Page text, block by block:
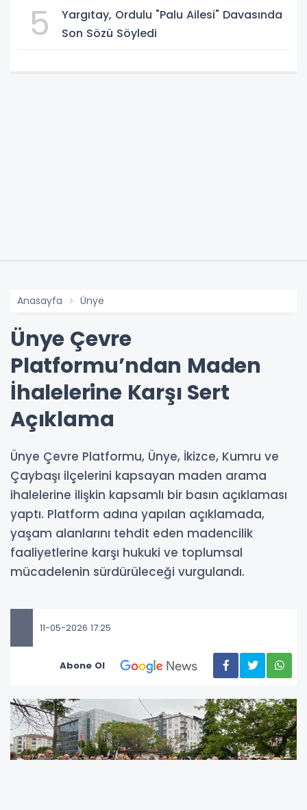
5
Yargıtay, Ordulu "Palu Ailesi" Davasında
Son Sözü Söyledi
Anasayfa Ünye
Ünye Çevre
Platformu’ndan Maden
İhalelerine Karşı Sert
Açıklama
Ünye Çevre Platformu, Ünye, İkizce, Kumru ve
Çaybaşı ilçelerini kapsayan maden arama
ihalelerine ilişkin kapsamlı bir basın açıklaması
yaptı. Platform adına yapılan açıklamada,
yaşam alanlarını tehdit eden madencilik
faaliyetlerine karşı hukuki ve toplumsal
mücadelenin sürdürüleceği vurgulandı.
11-05-2026 17:25
Abone Ol